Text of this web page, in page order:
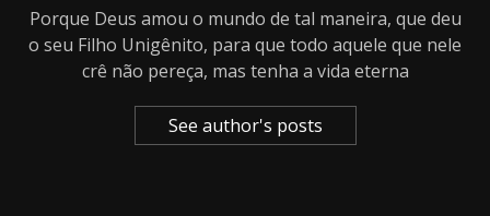
Porque Deus amou o mundo de tal maneira, que deu
o seu Filho Unigênito, para que todo aquele que nele
crê não pereça, mas tenha a vida eterna
See author's posts